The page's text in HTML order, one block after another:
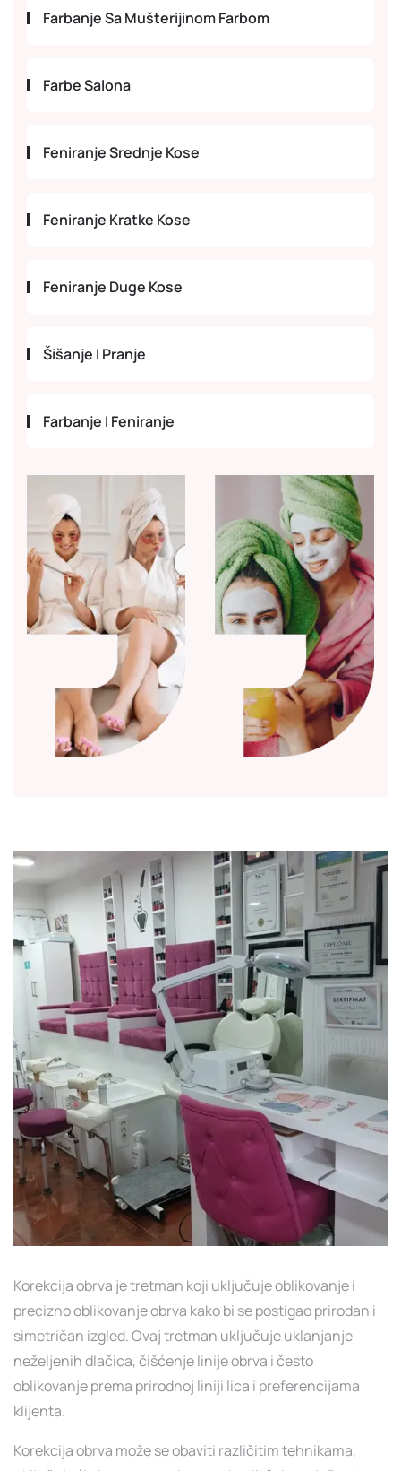
Farbanje Sa Mušterijinom Farbom
Farbe Salona
Feniranje Srednje Kose
Feniranje Kratke Kose
Feniranje Duge Kose
Šišanje I Pranje
Farbanje I Feniranje
Korekcija obrva je tretman koji uključuje oblikovanje i
precizno oblikovanje obrva kako bi se postigao prirodan i
simetričan izgled. Ovaj tretman uključuje uklanjanje
neželjenih dlačica, čišćenje linije obrva i često
oblikovanje prema prirodnoj liniji lica i preferencijama
klijenta.
Korekcija obrva može se obaviti različitim tehnikama,